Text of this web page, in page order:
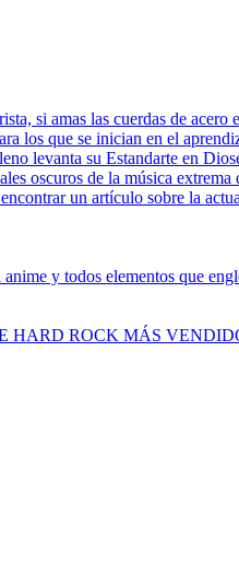
si amas las cuerdas de
los que se inician en el
levanta su Estandarte en
oscuros de la música
un artículo sobre la
y todos elementos que
HARD ROCK MÁS